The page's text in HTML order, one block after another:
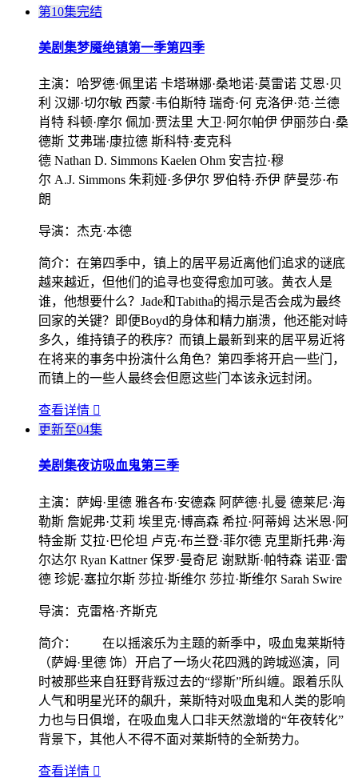
第10集完结
美剧集梦魇绝镇第一季第四季
主演： 哈罗德·佩里诺 卡塔琳娜·桑地诺·莫雷诺 艾恩·贝
利 汉娜·切尔敏 西蒙·韦伯斯特 瑞奇·何 克洛伊·范·兰德
肖特 科顿·摩尔 佩加·贾法里 大卫·阿尔帕伊 伊丽莎白·桑
德斯 艾弗瑞·康拉德 斯科特·麦克科
德 Nathan D. Simmons Kaelen Ohm 安吉拉·穆
尔 A.J. Simmons 朱莉娅·多伊尔 罗伯特·乔伊 萨曼莎·布
朗
导演： 杰克·本德
简介： 在第四季中，镇上的居平易近离他们追求的谜底
越来越近，但他们的追寻也变得愈加可骇。黄衣人是
谁，他想要什么？Jade和Tabitha的揭示是否会成为最终
回家的关键？即便Boyd的身体和精力崩溃，他还能对峙
多久，维持镇子的秩序？而镇上最新到来的居平易近将
在将来的事务中扮演什么角色？第四季将开启一些门，
而镇上的一些人最终会但愿这些门本该永远封闭。
查看详情 
更新至04集
美剧集夜访吸血鬼第三季
主演： 萨姆·里德 雅各布·安德森 阿萨德·扎曼 德莱尼·海
勒斯 詹妮弗·艾莉 埃里克·博高森 希拉·阿蒂姆 达米恩·阿
特金斯 艾拉·巴伦坦 卢克·布兰登·菲尔德 克里斯托弗·海
尔达尔 Ryan Kattner 保罗·曼奇尼 谢默斯·帕特森 诺亚·雷
德 珍妮·塞拉尔斯 莎拉·斯维尔 莎拉·斯维尔 Sarah Swire
导演： 克雷格·齐斯克
简介：
在以摇滚乐为主题的新季中，吸血鬼莱斯特
（萨姆·里德 饰）开启了一场火花四溅的跨城巡演，同
时被那些来自狂野背叛过去的“缪斯”所纠缠。跟着乐队
人气和明星光环的飙升，莱斯特对吸血鬼和人类的影响
力也与日俱增，在吸血鬼人口非天然激增的“年夜转化”
背景下，其他人不得不面对莱斯特的全新势力。
查看详情 